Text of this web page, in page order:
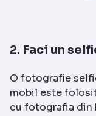
2. Faci un
O fotografie
mobil este
cu fotografia din